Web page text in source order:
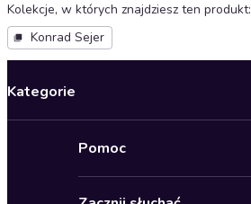
Kolekcje, w których znajdziesz ten produkt:
Konrad Sejer
Kategorie
Pomoc